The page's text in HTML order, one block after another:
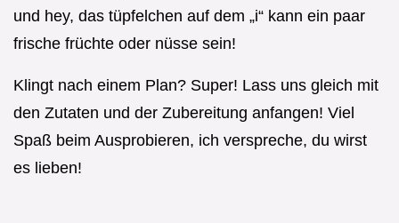
und hey, das tüpfelchen auf dem „i“ kann ein paar
frische früchte oder nüsse sein!
Klingt nach einem Plan? Super! Lass uns gleich mit
den Zutaten und der Zubereitung anfangen! Viel
Spaß beim Ausprobieren, ich verspreche, du wirst
es lieben!